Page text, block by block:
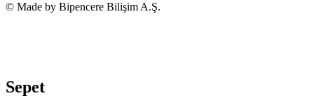
© Made by Bipencere Bilişim A.Ş.
Sepet